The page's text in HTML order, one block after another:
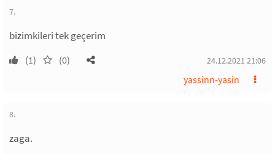
7.
bizimkileri tek geçerim
(1) (0) 24.12.2021 21:06
yassinn-yasin
8.
zaga.